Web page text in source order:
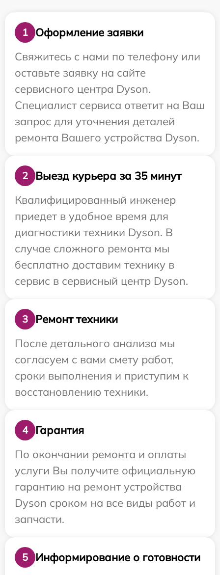
1
Оформление заявки
Свяжитесь с нами по телефону или
оставьте заявку на сайте
сервисного центра Dyson.
Специалист сервиса ответит на Ваш
запрос для уточнения деталей
ремонта Вашего устройства Dyson.
2
Выезд курьера за 35 минут
Квалифицированный инженер
приедет в удобное время для
диагностики техники Dyson. В
случае сложного ремонта мы
бесплатно доставим технику в
сервис в сервисный центр Dyson.
3
Ремонт техники
После детального анализа мы
согласуем с вами смету работ,
сроки выполнения и приступим к
восстановлению техники.
4
Гарантия
По окончании ремонта и оплаты
услуги Вы получите официальную
гарантию на ремонт устройства
Dyson сроком на все виды работ и
запчасти.
5
Информирование о готовности